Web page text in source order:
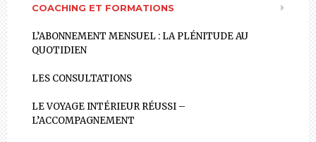
COACHING ET FORMATIONS
L’ABONNEMENT MENSUEL : LA PLÉNITUDE AU
QUOTIDIEN
LES CONSULTATIONS
LE VOYAGE INTÉRIEUR RÉUSSI –
L’ACCOMPAGNEMENT